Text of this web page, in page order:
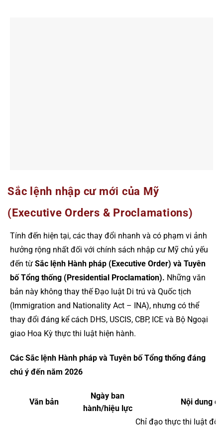
Sắc lệnh nhập cư mới của Mỹ
(Executive Orders & Proclamations)
Tính đến hiện tại, các thay đổi nhanh và có phạm vi ảnh
hưởng rộng nhất đối với chính sách nhập cư Mỹ chủ yếu
đến từ Sắc lệnh Hành pháp (Executive Order) và Tuyên
bố Tổng thống (Presidential Proclamation). Những văn
bản này không thay thế Đạo luật Di trú và Quốc tịch
(Immigration and Nationality Act – INA), nhưng có thể
thay đổi đáng kể cách DHS, USCIS, CBP, ICE và Bộ Ngoại
giao Hoa Kỳ thực thi luật hiện hành.
Các Sắc lệnh Hành pháp và Tuyên bố Tổng thống đáng
chú ý đến năm 2026
Văn bản
Ngày ban
hành/hiệu lực
Nội dung
Chỉ đạo thực thi luật